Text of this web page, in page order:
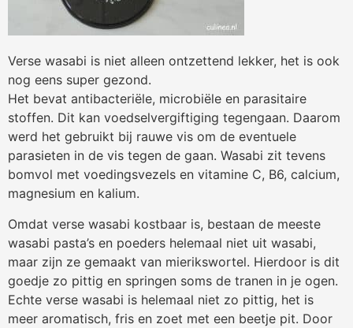
Verse wasabi is niet alleen ontzettend lekker, het is ook
nog eens super gezond.
Het bevat antibacteriële, microbiële en parasitaire
stoffen. Dit kan voedselvergiftiging tegengaan. Daarom
werd het gebruikt bij rauwe vis om de eventuele
parasieten in de vis tegen de gaan. Wasabi zit tevens
bomvol met voedingsvezels en vitamine C, B6, calcium,
magnesium en kalium.
Omdat verse wasabi kostbaar is, bestaan de meeste
wasabi pasta’s en poeders helemaal niet uit wasabi,
maar zijn ze gemaakt van mierikswortel. Hierdoor is dit
goedje zo pittig en springen soms de tranen in je ogen.
Echte verse wasabi is helemaal niet zo pittig, het is
meer aromatisch, fris en zoet met een beetje pit. Door